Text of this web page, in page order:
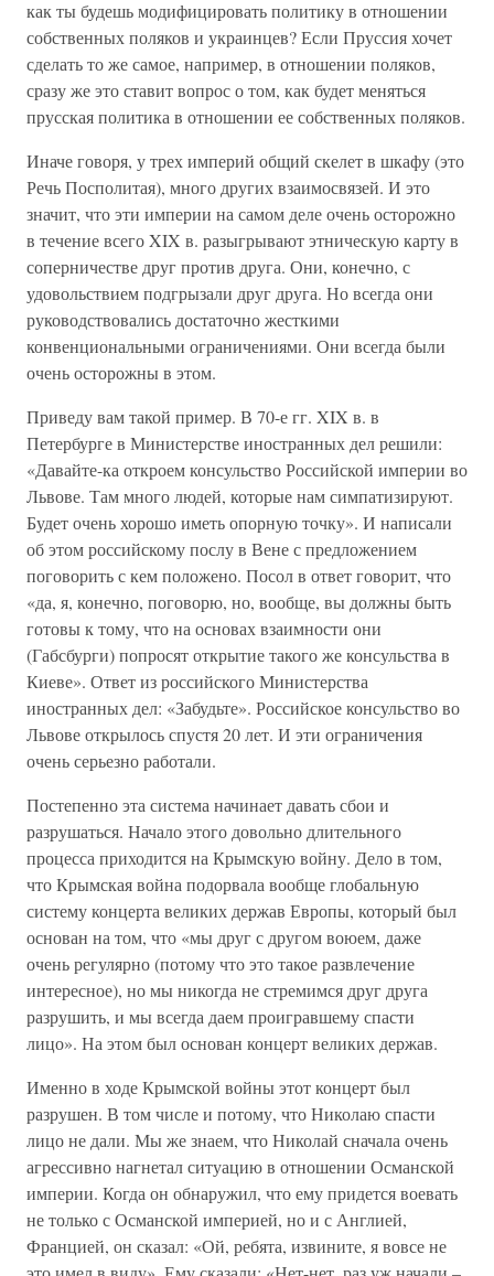
как ты будешь модифицировать политику в отношении
собственных поляков и украинцев? Если Пруссия хочет
сделать то же самое, например, в отношении поляков,
сразу же это ставит вопрос о том, как будет меняться
прусская политика в отношении ее собственных поляков.
Иначе говоря, у трех империй общий скелет в шкафу (это
Речь Посполитая), много других взаимосвязей. И это
значит, что эти империи на самом деле очень осторожно
в течение всего XIX в. разыгрывают этническую карту в
соперничестве друг против друга. Они, конечно, с
удовольствием подгрызали друг друга. Но всегда они
руководствовались достаточно жесткими
конвенциональными ограничениями. Они всегда были
очень осторожны в этом.
Приведу вам такой пример. В 70-е гг. XIX в. в
Петербурге в Министерстве иностранных дел решили:
«Давайте-ка откроем консульство Российской империи во
Львове. Там много людей, которые нам симпатизируют.
Будет очень хорошо иметь опорную точку». И написали
об этом российскому послу в Вене с предложением
поговорить с кем положено. Посол в ответ говорит, что
«да, я, конечно, поговорю, но, вообще, вы должны быть
готовы к тому, что на основах взаимности они
(Габсбурги) попросят открытие такого же консульства в
Киеве». Ответ из российского Министерства
иностранных дел: «Забудьте». Российское консульство во
Львове открылось спустя 20 лет. И эти ограничения
очень серьезно работали.
Постепенно эта система начинает давать сбои и
разрушаться. Начало этого довольно длительного
процесса приходится на Крымскую войну. Дело в том,
что Крымская война подорвала вообще глобальную
систему концерта великих держав Европы, который был
основан на том, что «мы друг с другом воюем, даже
очень регулярно (потому что это такое развлечение
интересное), но мы никогда не стремимся друг друга
разрушить, и мы всегда даем проигравшему спасти
лицо». На этом был основан концерт великих держав.
Именно в ходе Крымской войны этот концерт был
разрушен. В том числе и потому, что Николаю спасти
лицо не дали. Мы же знаем, что Николай сначала очень
агрессивно нагнетал ситуацию в отношении Османской
империи. Когда он обнаружил, что ему придется воевать
не только с Османской империей, но и с Англией,
Францией, он сказал: «Ой, ребята, извините, я вовсе не